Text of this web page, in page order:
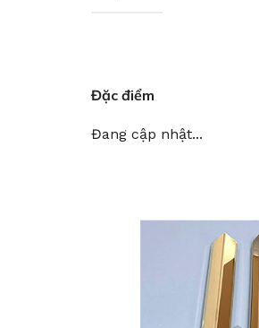
Đặc điểm
Đang cập nhật...